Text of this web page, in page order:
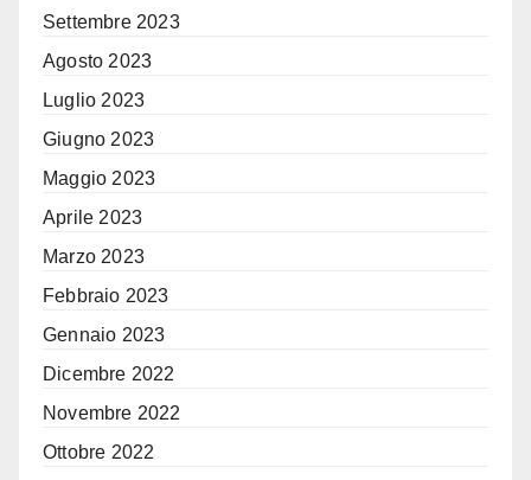
Settembre 2023
Agosto 2023
Luglio 2023
Giugno 2023
Maggio 2023
Aprile 2023
Marzo 2023
Febbraio 2023
Gennaio 2023
Dicembre 2022
Novembre 2022
Ottobre 2022